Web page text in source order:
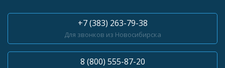
+7 (383) 263-79-38
Для звонков из Новосибирска
8 (800) 555-87-20